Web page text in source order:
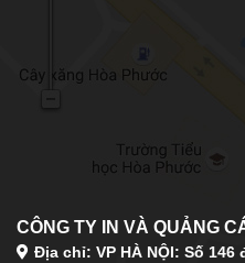
CÔNG TY IN VÀ QUẢNG
Địa chỉ: VP HÀ NỘI: Số